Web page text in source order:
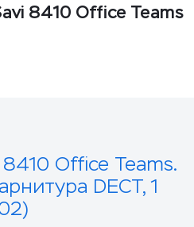
8410 Office Teams
Office Teams.
DECT, 1